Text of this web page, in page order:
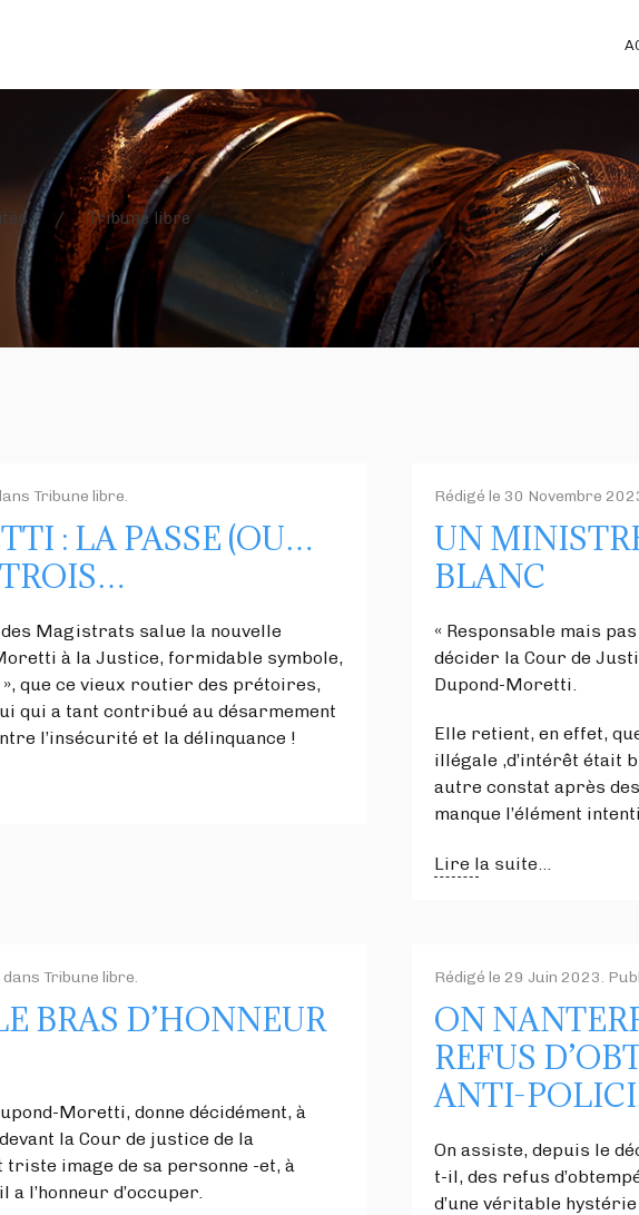
Tribune libre
Tribune libre.
: LA PASSE (OU…
TROIS…
Magistrats salue la nouvelle
à la Justice, formidable symbole,
», que ce vieux routier des prétoires,
qui a tant contribué au désarmement
l’insécurité et la délinquance !
Rédigé le 30 Novembre
UN
BLANC
« Responsable mais
décider la Cour de
Dupond-Moretti.
Elle retient, en effet,
illégale ,d’intérêt était
autre constat après
manque l’élément
Lire la suite...
dans Tribune libre.
BRAS D’HONNEUR
Moretti, donne décidément, à
la Cour de justice de la
image de sa personne -et, à
l’honneur d’occuper.
Rédigé le 29 Juin 2023.
ON
REFUS
ANTI-
On assiste, depuis le
t-il, des refus
d’une véritable